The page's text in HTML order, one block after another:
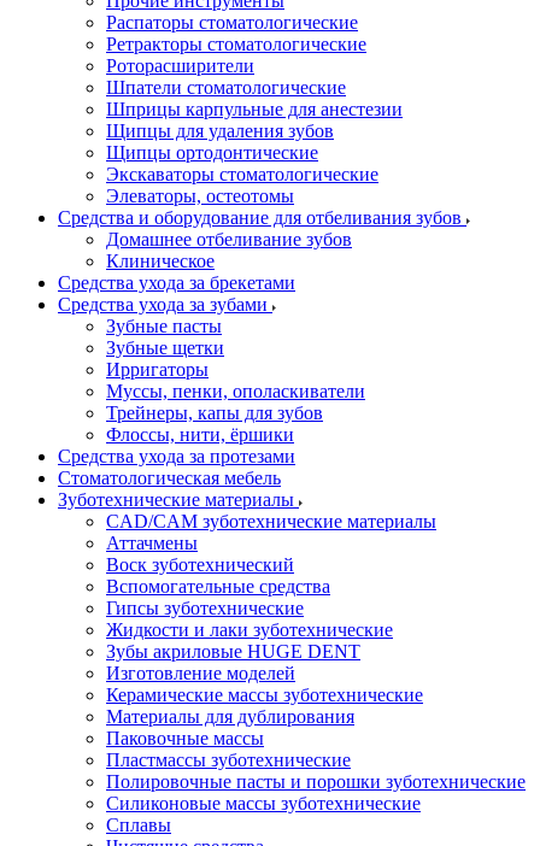
Распаторы стоматологические
Ретракторы стоматологические
Роторасширители
Шпатели стоматологические
Шприцы карпульные для анестезии
Щипцы для удаления зубов
Щипцы ортодонтические
Экскаваторы стоматологические
Элеваторы, остеотомы
Средства и оборудование для отбеливания зубов
Домашнее отбеливание зубов
Клиническое
Средства ухода за брекетами
Средства ухода за зубами
Зубные пасты
Зубные щетки
Ирригаторы
Муссы, пенки, ополаскиватели
Трейнеры, капы для зубов
Флоссы, нити, ёршики
Средства ухода за протезами
Стоматологическая мебель
Зуботехнические материалы
CAD/CAM зуботехнические материалы
Аттачмены
Воск зуботехнический
Вспомогательные средства
Гипсы зуботехнические
Жидкости и лаки зуботехнические
Зубы акриловые HUGE DENT
Изготовление моделей
Керамические массы зуботехнические
Материалы для дублирования
Паковочные массы
Пластмассы зуботехнические
Полировочные пасты и порошки зуботехнические
Силиконовые массы зуботехнические
Сплавы